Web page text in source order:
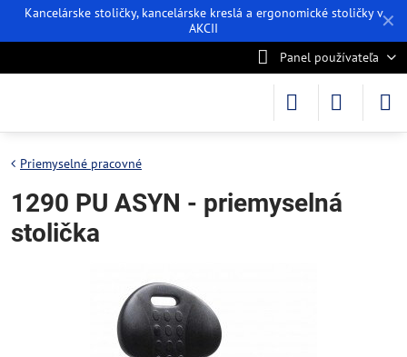
✕
Kancelárske stoličky, kancelárske kreslá a ergonomické stoličky v
AKCII
Panel používateľa
Priemyselné pracovné
1290 PU ASYN - priemyselná
stolička